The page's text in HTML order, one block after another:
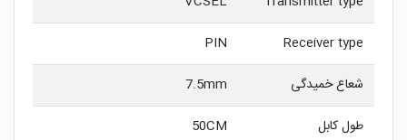
Receiver type
PIN
شعاع خمیدگی
7.5mm
طول کابل
50CM